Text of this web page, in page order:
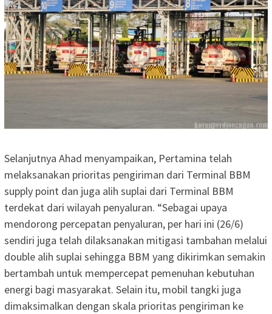
Selanjutnya Ahad menyampaikan, Pertamina telah
melaksanakan prioritas pengiriman dari Terminal BBM
supply point dan juga alih suplai dari Terminal BBM
terdekat dari wilayah penyaluran. “Sebagai upaya
mendorong percepatan penyaluran, per hari ini (26/6)
sendiri juga telah dilaksanakan mitigasi tambahan melalui
double alih suplai sehingga BBM yang dikirimkan semakin
bertambah untuk mempercepat pemenuhan kebutuhan
energi bagi masyarakat. Selain itu, mobil tangki juga
dimaksimalkan dengan skala prioritas pengiriman ke